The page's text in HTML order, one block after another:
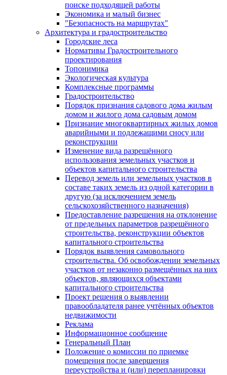
поиске подходящей работы
Экономика и малый бизнес
"Безопасность на маршрутах"
Архитектура и градостроительство
Городские леса
Нормативы Градостроительного
проектирования
Топонимика
Экологическая культура
Комплексные программы
Градостроительство
Порядок признания садового дома жилым
домом и жилого дома садовым домом
Признание многоквартирных жилых домов
аварийными и подлежащими сносу или
реконструкции
Изменение вида разрешённого
использования земельных участков и
объектов капитального строительства
Перевод земель или земельных участков в
составе таких земель из одной категории в
другую (за исключением земель
сельскохозяйственного назначения)
Предоставление разрешения на отклонение
от предельных параметров разрешённого
строительства, реконструкции объектов
капитального строительства
Порядок выявления самовольного
строительства. Об освобождении земельных
участков от незаконно размещённых на них
объектов, являющихся объектами
капитального строительства
Проект решения о выявлении
правообладателя ранее учтённых объектов
недвижимости
Реклама
Информационное сообщение
Генеральный План
Положение о комиссии по приемке
помещения после завершения
переустройства и (или) перепланировки